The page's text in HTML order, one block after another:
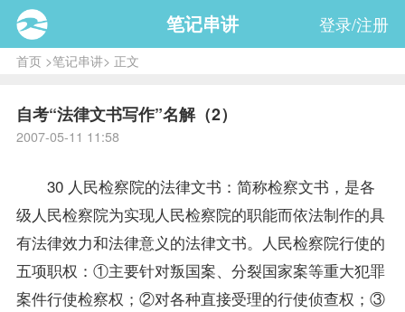
笔记串讲 登录/注册
首页>笔记串讲> 正文
自考“法律文书写作”名解（2）
2007-05-11 11:58
30 人民检察院的法律文书：简称检察文书，是各
级人民检察院为实现人民检察院的职能而依法制作的具
有法律效力和法律意义的法律文书。人民检察院行使的
五项职权：①主要针对叛国案、分裂国家案等重大犯罪
案件行使检察权；②对各种直接受理的行使侦查权；③